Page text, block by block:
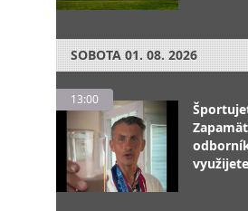
SOBOTA 01. 08. 2026
13:00
využijete